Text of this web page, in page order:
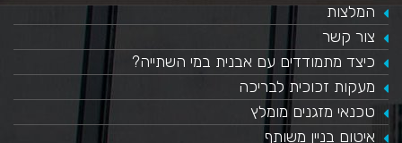
המלצות
צור קשר
כיצד מתמודדים עם אבנית במי השתייה?
​מעקות זכוכית לבריכה
טכנאי מזגנים מומלץ
איטום בניין משותף